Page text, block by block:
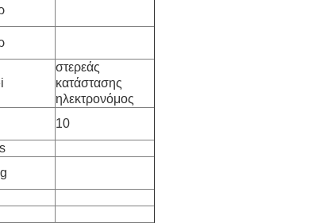
στερεάς
κατάστασης
ηλεκτρονόμος
10